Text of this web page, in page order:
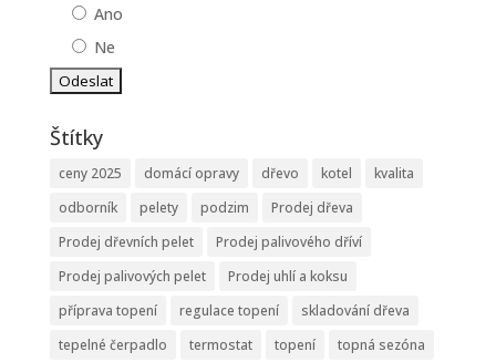
Ano
Ne
Štítky
ceny 2025 domácí opravy dřevo kotel
kvalita
odborník
pelety podzim
Prodej dřeva
Prodej dřevních pelet
Prodej palivového dříví
Prodej palivových pelet
Prodej uhlí a koksu
příprava topení
regulace topení
skladování dřeva
tepelné čerpadlo
termostat topení
topná sezóna